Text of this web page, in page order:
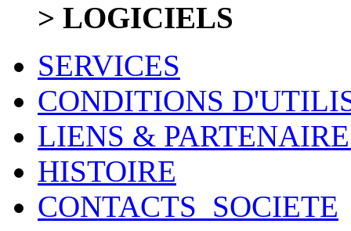
> LOGICIELS
SERVICES
CONDITIONS
LIENS &
HISTOIRE
CONTACTS_SOCIETE